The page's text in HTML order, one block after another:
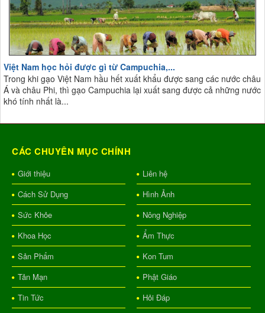
Việt Nam học hỏi được gì từ Campuchia,...
Trong khi gạo Việt Nam hầu hết xuất khẩu được sang các nước châu
Á và châu Phi, thì gạo Campuchia lại xuất sang được cả những nước
khó tính nhất là...
CÁC CHUYÊN MỤC CHÍNH
Giới thiệu
Liên hệ
Cách Sử Dụng
Hình Ảnh
Sức Khỏe
Nông Nghiệp
Khoa Học
Ẩm Thực
Sản Phẩm
Kon Tum
Tản Mạn
Phật Giáo
Tin Tức
Hỏi Đáp